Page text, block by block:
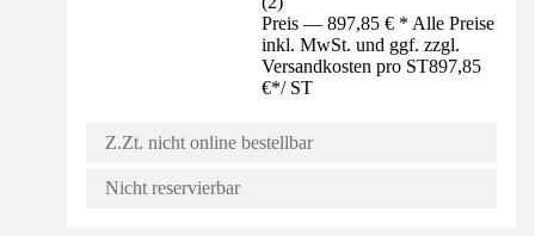
Preis — 897,85 € * Alle Preise
inkl. MwSt. und ggf. zzgl.
Versandkosten pro ST897,85
€*/ ST
Z.Zt. nicht online bestellbar
Nicht reservierbar